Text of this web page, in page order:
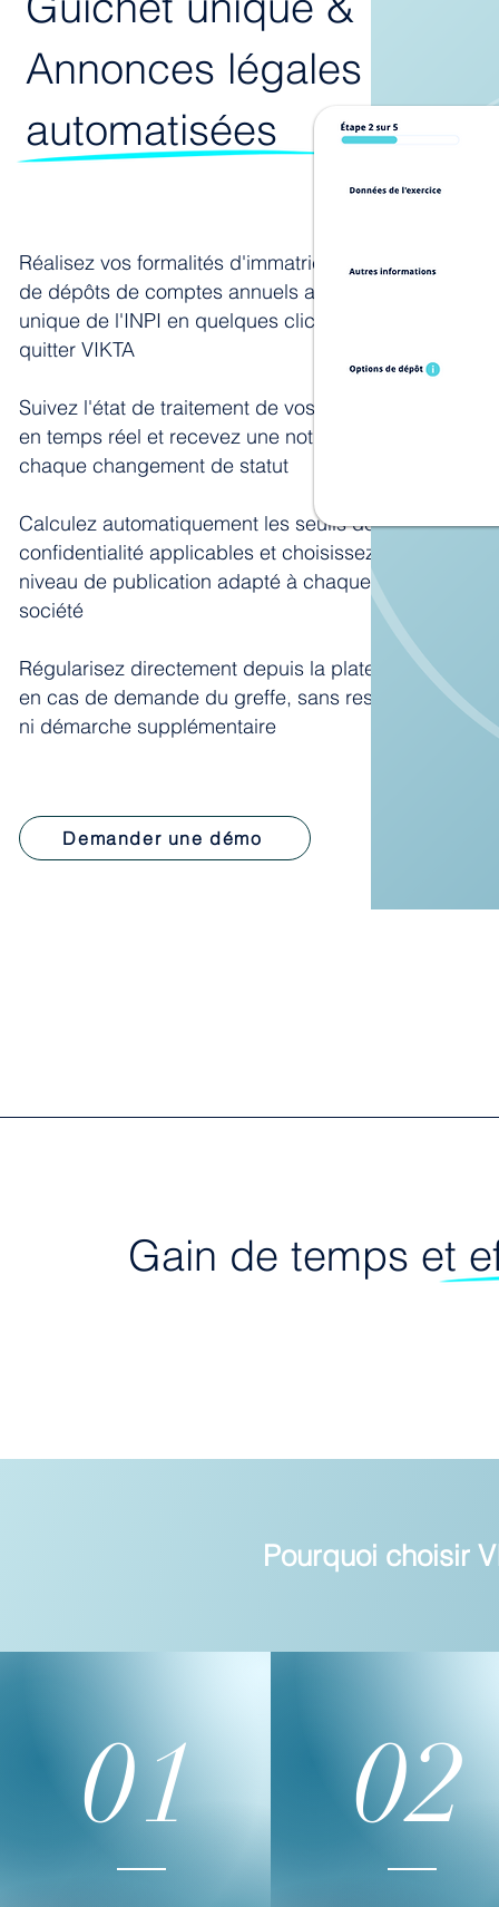
Annonces légales
automatisées
Réalisez vos formalités d'immatriculation ou
de dépôts de comptes annuels au Guichet
unique de l'INPI en quelques clics, sans
quitter VIKTA
Suivez l'état de traitement de vos formalités
en temps réel et recevez une notification à
chaque changement de statut
Calculez automatiquement les seuils de
confidentialité applicables et choisissez le
niveau de publication adapté à chaque
société
Régularisez directement depuis la plateforme
en cas de demande du greffe, sans ressaisie
ni démarche supplémentaire
Demander une démo
Gain de temps et
Pourquoi choisir
01 02